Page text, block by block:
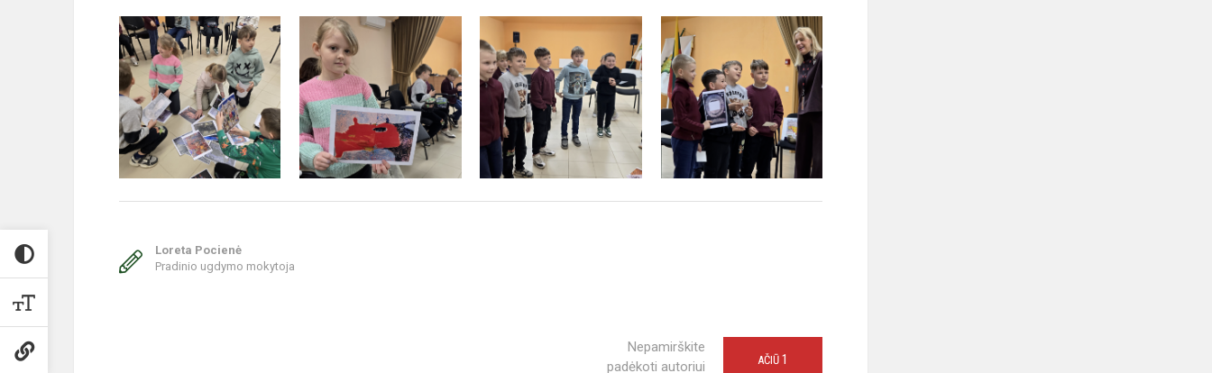
Loreta Pocienė
Pradinio ugdymo mokytoja
Nepamirškite
padėkoti autoriui
AČIŪ 1